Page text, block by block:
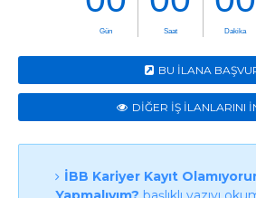
BU İLANA
DİĞER İŞ İLANLARINI
İBB Kariyer Kayıt